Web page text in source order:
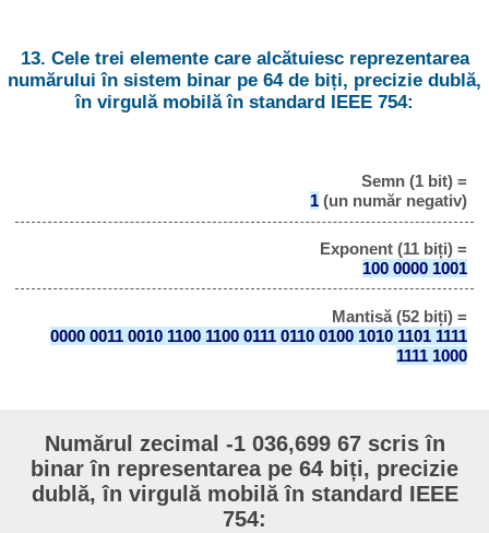
13. Cele trei elemente care alcătuiesc reprezentarea
numărului în sistem binar pe 64 de biți, precizie dublă,
în virgulă mobilă în standard IEEE 754:
Semn (1 bit) =
1(un număr negativ)
Exponent (11 biți) =
100 0000 1001
Mantisă (52 biți) =
0000 0011 0010 1100 1100 0111 0110 0100 1010 1101 1111
1111 1000
Numărul zecimal -1 036,699 67 scris în
binar în representarea pe 64 biți, precizie
dublă, în virgulă mobilă în standard IEEE
754: